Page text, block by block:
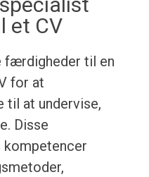
et CV
færdigheder til en
for at
til at undervise,
Disse